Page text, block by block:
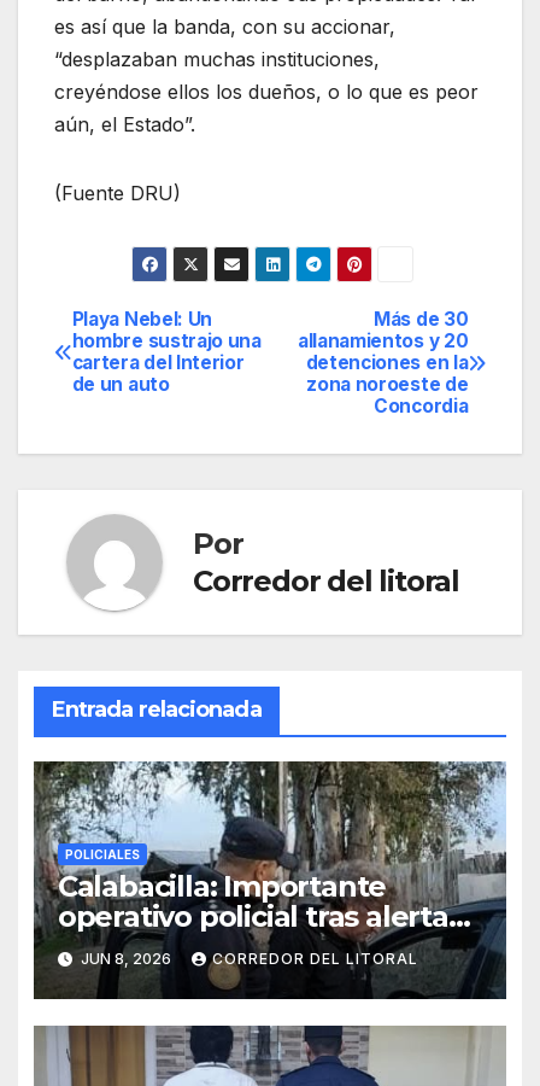
es así que la banda, con su accionar,
“desplazaban muchas instituciones,
creyéndose ellos los dueños, o lo que es peor
aún, el Estado”.
(Fuente DRU)
Navegación
de
Más de 30
allanamientos y 20
detenciones en la
zona noroeste de
Concordia
Playa Nebel: Un
hombre sustrajo una
cartera del Interior
de un auto
Por
Corredor del litoral
Entrada relacionada
POLICIALES
Calabacilla: Importante
operativo policial tras alerta
de vecinos por movimientos
sospechosos
JUN 8, 2026 CORREDOR DEL LITORAL